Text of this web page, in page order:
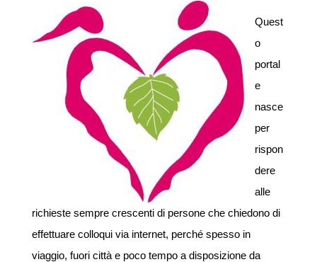
Quest
o
portal
e
nasce
per
rispon
dere
alle
richieste sempre crescenti di persone che chiedono di
effettuare colloqui via internet, perché spesso in
viaggio, fuori città e poco tempo a disposizione da